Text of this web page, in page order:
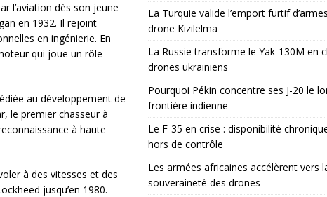
l’aviation dès son jeune
en 1932. Il rejoint
en ingénierie. En
qui joue un rôle
au développement de
le premier chasseur à
à haute
à des vitesses et des
jusqu’en 1980.
La Turquie valide l’emport furtif
drone Kızılelma
La Russie transforme le Yak-130M en
drones ukrainiens
Pourquoi Pékin concentre ses J-20 le
frontière indienne
Le F-35 en crise : disponibilité
hors de contrôle
Les armées africaines accélèrent vers
souveraineté des drones